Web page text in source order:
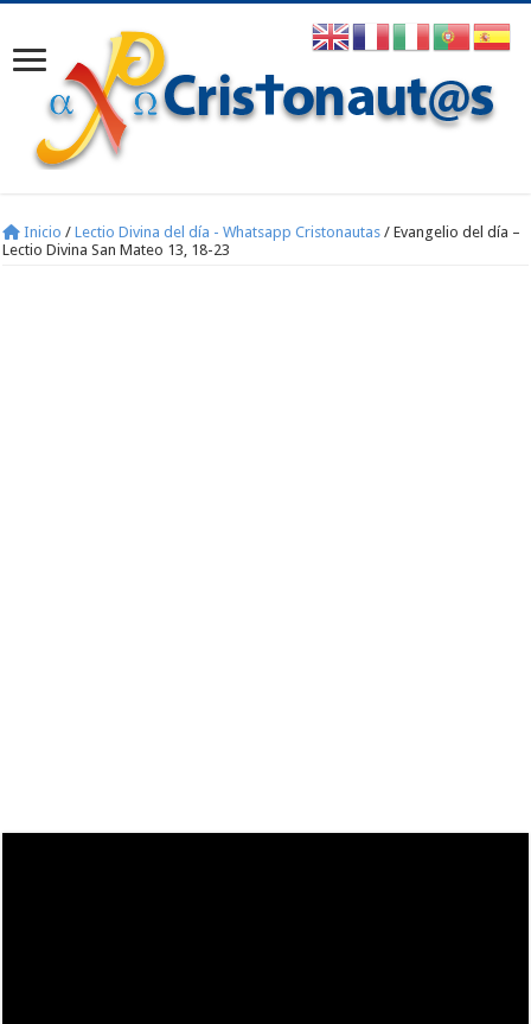
Inicio / Lectio Divina del día - Whatsapp Cristonautas / Evangelio del día –
Lectio Divina San Mateo 13, 18-23